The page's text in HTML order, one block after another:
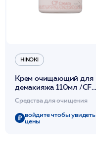
HINOKI
Крем очищающий для
демакияжа 110мл /CF
Cream /Hinoki Clinical
Средства для очищения
войдите чтобы увидеть
цены